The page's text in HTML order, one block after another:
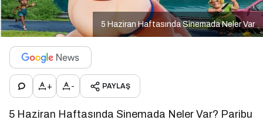
5 Haziran Haftasında Sinemada Neler Var
+ - PAYLAŞ
5 Haziran Haftasında Sinemada Neler Var? Paribu